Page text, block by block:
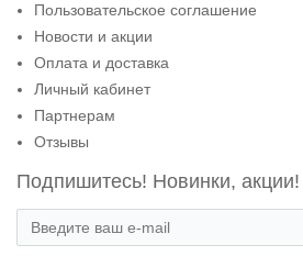
Пользовательское соглашение
Новости и акции
Оплата и доставка
Личный кабинет
Партнерам
Отзывы
Подпишитесь! Новинки, акции!